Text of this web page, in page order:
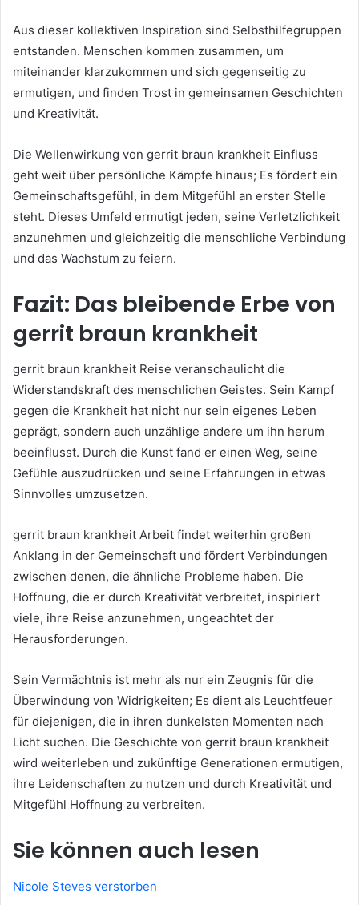
Aus dieser kollektiven Inspiration sind Selbsthilfegruppen
entstanden. Menschen kommen zusammen, um
miteinander klarzukommen und sich gegenseitig zu
ermutigen, und finden Trost in gemeinsamen Geschichten
und Kreativität.
Die Wellenwirkung von gerrit braun krankheit Einfluss
geht weit über persönliche Kämpfe hinaus; Es fördert ein
Gemeinschaftsgefühl, in dem Mitgefühl an erster Stelle
steht. Dieses Umfeld ermutigt jeden, seine Verletzlichkeit
anzunehmen und gleichzeitig die menschliche Verbindung
und das Wachstum zu feiern.
Fazit: Das bleibende Erbe von
gerrit braun krankheit
gerrit braun krankheit Reise veranschaulicht die
Widerstandskraft des menschlichen Geistes. Sein Kampf
gegen die Krankheit hat nicht nur sein eigenes Leben
geprägt, sondern auch unzählige andere um ihn herum
beeinflusst. Durch die Kunst fand er einen Weg, seine
Gefühle auszudrücken und seine Erfahrungen in etwas
Sinnvolles umzusetzen.
gerrit braun krankheit Arbeit findet weiterhin großen
Anklang in der Gemeinschaft und fördert Verbindungen
zwischen denen, die ähnliche Probleme haben. Die
Hoffnung, die er durch Kreativität verbreitet, inspiriert
viele, ihre Reise anzunehmen, ungeachtet der
Herausforderungen.
Sein Vermächtnis ist mehr als nur ein Zeugnis für die
Überwindung von Widrigkeiten; Es dient als Leuchtfeuer
für diejenigen, die in ihren dunkelsten Momenten nach
Licht suchen. Die Geschichte von gerrit braun krankheit
wird weiterleben und zukünftige Generationen ermutigen,
ihre Leidenschaften zu nutzen und durch Kreativität und
Mitgefühl Hoffnung zu verbreiten.
Sie können auch lesen
Nicole Steves verstorben